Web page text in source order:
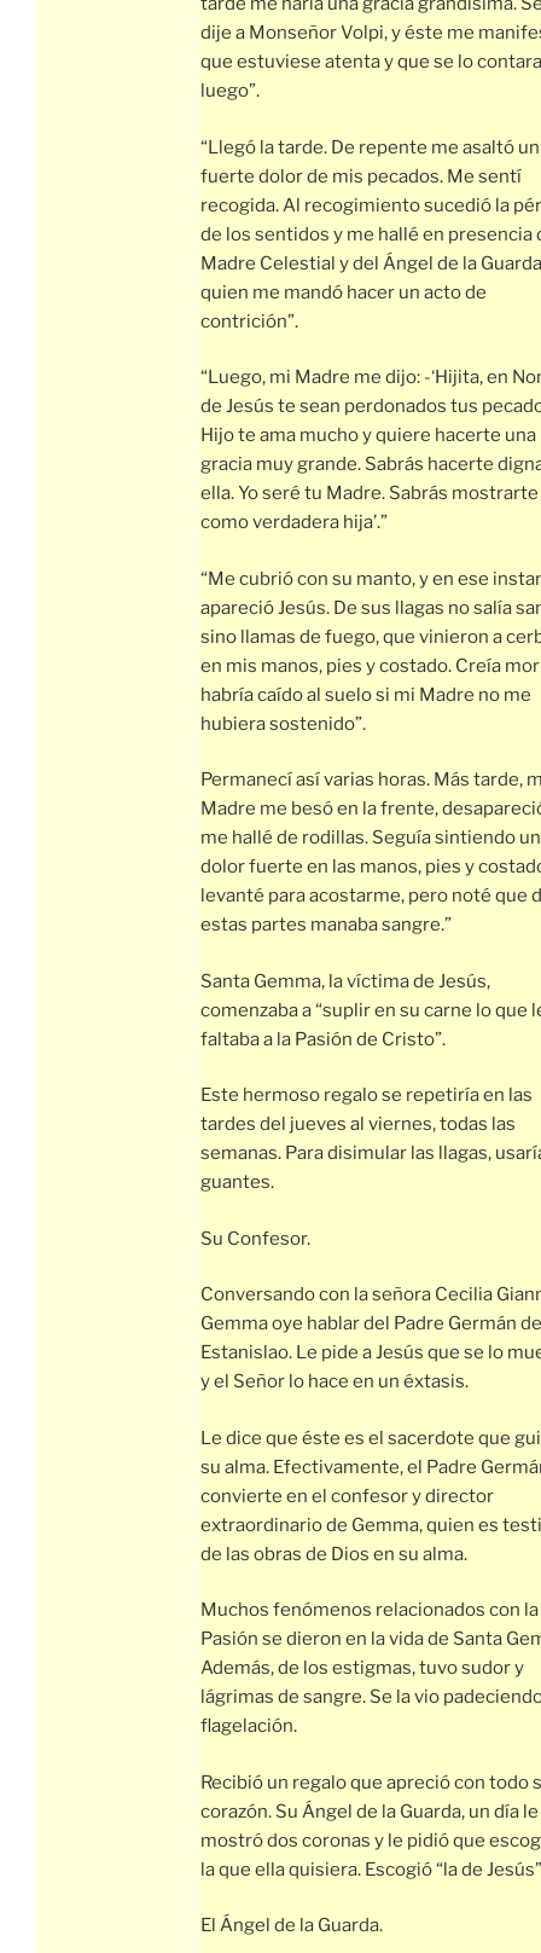
dije a Monseñor Volpi, y éste me
que estuviese atenta y que se lo contara
luego”.
“Llegó la tarde. De repente me asaltó un
fuerte dolor de mis pecados. Me sentí
recogida. Al recogimiento sucedió la
de los sentidos y me hallé en presencia
Madre Celestial y del Ángel de la
quien me mandó hacer un acto de
contrición”.
“Luego, mi Madre me dijo: -‘Hijita, en
de Jesús te sean perdonados tus
Hijo te ama mucho y quiere hacerte una
gracia muy grande. Sabrás hacerte
ella. Yo seré tu Madre. Sabrás mostrarte
como verdadera hija’.”
“Me cubrió con su manto, y en ese
apareció Jesús. De sus llagas no salía
sino llamas de fuego, que vinieron a
en mis manos, pies y costado. Creía
habría caído al suelo si mi Madre no me
hubiera sostenido”.
Permanecí así varias horas. Más tarde,
Madre me besó en la frente,
me hallé de rodillas. Seguía sintiendo un
dolor fuerte en las manos, pies y
levanté para acostarme, pero noté que
estas partes manaba sangre.”
Santa Gemma, la víctima de Jesús,
comenzaba a “suplir en su carne lo que
faltaba a la Pasión de Cristo”.
Este hermoso regalo se repetiría en las
tardes del jueves al viernes, todas las
semanas. Para disimular las llagas,
guantes.
Su Confesor.
Conversando con la señora Cecilia
Gemma oye hablar del Padre Germán
Estanislao. Le pide a Jesús que se lo
y el Señor lo hace en un éxtasis.
Le dice que éste es el sacerdote que
su alma. Efectivamente, el Padre
convierte en el confesor y director
extraordinario de Gemma, quien es
de las obras de Dios en su alma.
Muchos fenómenos relacionados con la
Pasión se dieron en la vida de Santa
Además, de los estigmas, tuvo sudor y
lágrimas de sangre. Se la vio
flagelación.
Recibió un regalo que apreció con todo
corazón. Su Ángel de la Guarda, un día le
mostró dos coronas y le pidió que
la que ella quisiera. Escogió “la de
El Ángel de la Guarda.